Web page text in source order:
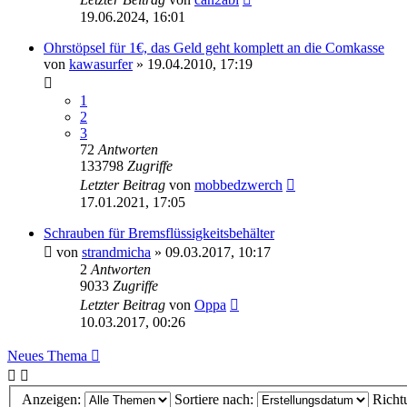
19.06.2024, 16:01
Ohrstöpsel für 1€, das Geld geht komplett an die Comkasse
von kawasurfer» 19.04.2010, 17:19
1
2
3
72 Antworten
133798 Zugriffe
Letzter Beitrag von mobbedzwerch
17.01.2021, 17:05
Schrauben für Bremsflüssigkeitsbehälter
von strandmicha » 09.03.2017, 10:17
2 Antworten
9033 Zugriffe
Letzter Beitrag von Oppa
10.03.2017, 00:26
Neues Thema
Anzeigen: Sortiere nach: